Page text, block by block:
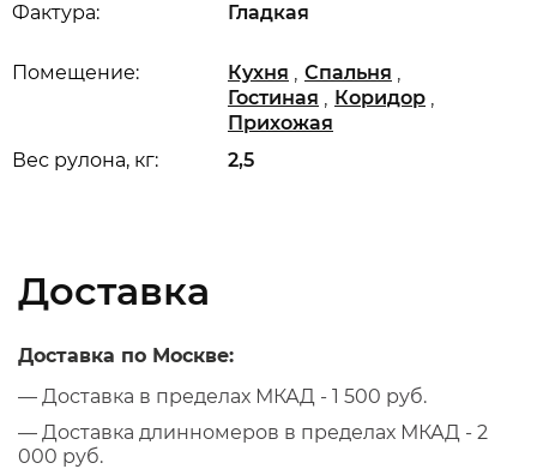
Вес рулона, кг: 2,5
Помещение: Кухня , Спальня ,
Гостиная , Коридор ,
Прихожая
Фактура: Гладкая
Доставка
Доставка по Москве:
— Доставка в пределах МКАД - 1 500 руб.
— Доставка длинномеров в пределах МКАД - 2
000 руб.